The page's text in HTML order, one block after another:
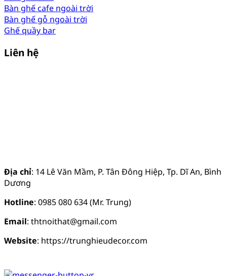
Bàn ghế cafe ngoài trời
Bàn ghế gỗ ngoài trời
Ghế quầy bar
Liên hệ
Địa chỉ: 14 Lê Văn Mầm, P. Tân Đông Hiệp, Tp. Dĩ An, Bình
Dương
Hotline: 0985 080 634 (Mr. Trung)
Email: thtnoithat@gmail.com
Website: https://trunghieudecor.com